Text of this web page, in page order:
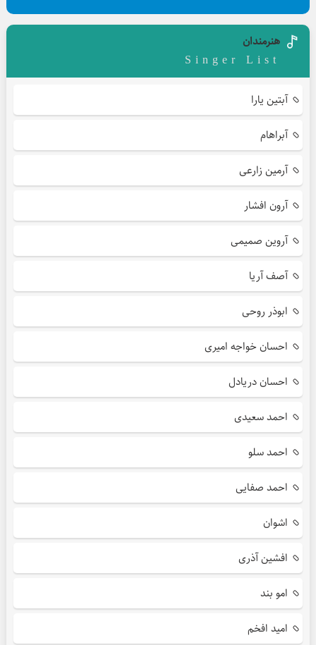
هنرمندان
Singer List
آبتین یارا
آبراهام
آرمین زارعی
آرون افشار
آروین صمیمی
آصف آریا
ابوذر روحی
احسان خواجه امیری
احسان دریادل
احمد سعیدی
احمد سلو
احمد صفایی
اشوان
افشین آذری
امو بند
امید افخم